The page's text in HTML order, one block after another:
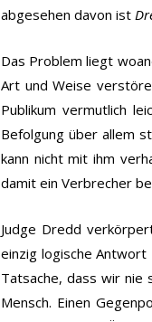
abgesehen davon ist
Das Problem liegt
Art und Weise
Publikum vermutlich
Befolgung über allem
kann nicht mit ihm
damit ein Verbrecher
Judge Dredd
einzig logische Antwort
Tatsache, dass wir nie
Mensch. Einen